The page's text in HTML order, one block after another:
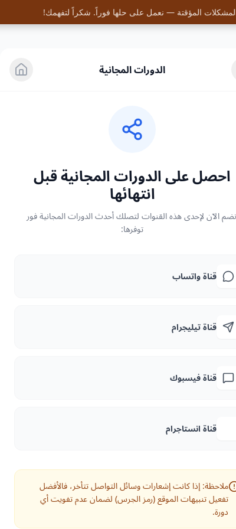
الدورات المجانية
احصل على الدورات المجانية قبل
انتهائها
الآن لإحدى هذه القنوات لتصلك أحدث الدورات المجانية فور
توفرها:
قناة واتساب
قناة تيليجرام
قناة فيسبوك
قناة انستاجرام
ملاحظة: إذا كانت إشعارات وسائل التواصل تتأخر، فالأفضل
تفعيل تنبيهات الموقع (رمز الجرس) لضمان عدم تفويت أي
دورة.
المؤقتة — نعمل على حلها فوراً. شكراً لتفهمك!